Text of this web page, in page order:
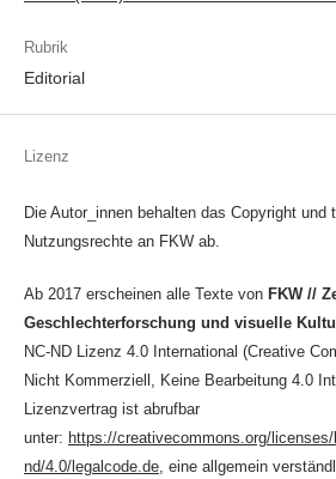
Rubrik
Editorial
Lizenz
Die Autor_innen behalten das Copyright
Nutzungsrechte an FKW ab.
Ab 2017 erscheinen alle Texte von FKW //
Geschlechterforschung und visuelle
NC-ND Lizenz 4.0 International (Creative
Nicht Kommerziell, Keine Bearbeitung 4.0
Lizenzvertrag ist abrufbar
unter: https://creativecommons.org/
nd/4.0/legalcode.de, eine allgemein